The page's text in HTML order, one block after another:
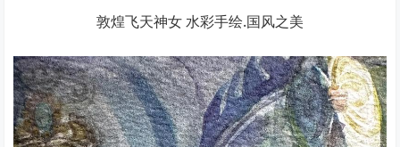
敦煌飞天神女 水彩手绘.国风之美